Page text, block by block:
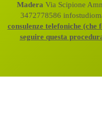
Madera Via Scipione
3472778586
consulenze telefoniche
seguire questa